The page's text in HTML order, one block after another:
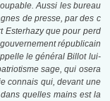
Aussi les bureau
de presse, par des c
Esterhazy que pour perd
républicain
le général Billot lui-
sage, qui osera
connais qui, devant une
quelles mains est la